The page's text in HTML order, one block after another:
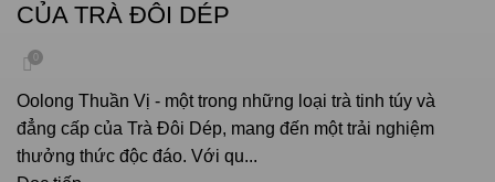
CỦA TRÀ ĐÔI DÉP
0
Oolong Thuần Vị - một trong những loại trà tinh túy và
đẳng cấp của Trà Đôi Dép, mang đến một trải nghiệm
thưởng thức độc đáo. Với qu...